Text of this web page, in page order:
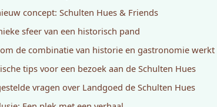
concept: Schulten Hues & Friends
sfeer van een historisch pand
de combinatie van historie en gastronomie werkt
tips voor een bezoek aan de Schulten Hues
vragen over Landgoed de Schulten Hues